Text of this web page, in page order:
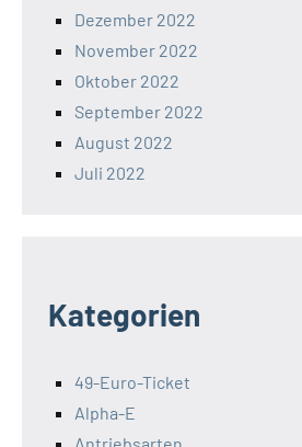
Dezember 2022
November 2022
Oktober 2022
September 2022
August 2022
Juli 2022
Kategorien
49-Euro-Ticket
Alpha-E